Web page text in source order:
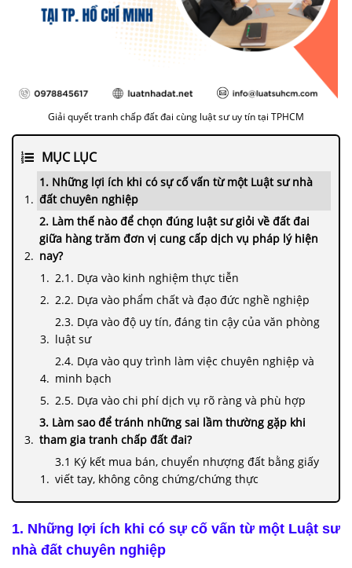
Giải quyết tranh chấp đất đai cùng luật sư uy tín tại TPHCM
MỤC LỤC
1. Những lợi ích khi có sự cố vấn từ một Luật sư nhà
đất chuyên nghiệp
2. Làm thế nào để chọn đúng luật sư giỏi về đất đai
giữa hàng trăm đơn vị cung cấp dịch vụ pháp lý hiện
nay?
2.1. Dựa vào kinh nghiệm thực tiễn
2.2. Dựa vào phẩm chất và đạo đức nghề nghiệp
2.3. Dựa vào độ uy tín, đáng tin cậy của văn phòng
luật sư
2.4. Dựa vào quy trình làm việc chuyên nghiệp và
minh bạch
2.5. Dựa vào chi phí dịch vụ rõ ràng và phù hợp
3. Làm sao để tránh những sai lầm thường gặp khi
tham gia tranh chấp đất đai?
3.1 Ký kết mua bán, chuyển nhượng đất bằng giấy
viết tay, không công chứng/chứng thực
3.2 Không kiểm tra kỹ tình trạng pháp lý thửa đất
3.3 Tin tưởng tuyệt đối vào thông tin truyền miệng,
không lưu giữ chứng cứ
1. Những lợi ích khi có sự cố vấn từ một Luật sư
nhà đất chuyên nghiệp